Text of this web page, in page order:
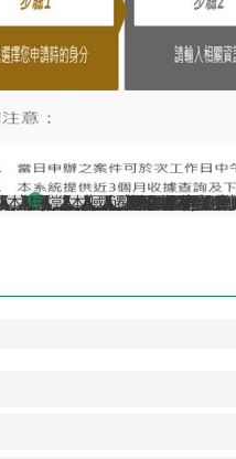
所表（115年7月1日生效）
境未滿2年，亦得依當事人
話語音或簡訊確認或索取
籍登記服務已開放多項，
列原住民族文字，113年5
，委託他人辦理各類案件
結婚拍照背板介紹
請依居住事實辦理遷徙登記
上申辦服務再升級！符合申
報遷徙小心觸法
本市戶政事務所提供多元繳
戶政規費收據查詢
當事人死亡不得再委託
本所服務時間及特殊
國民身分證網路掛
遷戶口要到遷